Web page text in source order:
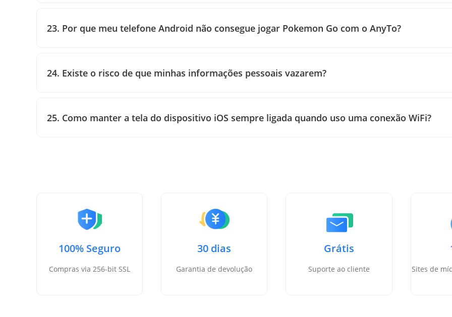
23. Por que meu telefone Android não consegue jogar Pokemon Go com o AnyTo?
24. Existe o risco de que minhas informações pessoais vazarem?
25. Como manter a tela do dispositivo iOS sempre ligada quando uso uma conexão WiFi?
100% Seguro
Compras via 256-bit SSL
30 dias
Garantia de devolução
Grátis
Suporte ao cliente Sites de